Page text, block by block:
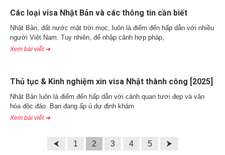
Các loại visa Nhật Bản và các thông tin cần biết
Nhật Bản, đất nước mặt trời mọc, luôn là điểm đến hấp dẫn với nhiều
người Việt Nam. Tuy nhiên, để nhập cảnh hợp pháp,
Xem bài viết ➜
Thủ tục & Kinh nghiệm xin visa Nhật thành công [2025]
Nhật Bản luôn là điểm đến hấp dẫn với cảnh quan tươi đẹp và văn
hóa độc đáo. Bạn đang ấp ủ dự định khám
Xem bài viết ➜
⮜ 1 2 3 4 5 ⮞